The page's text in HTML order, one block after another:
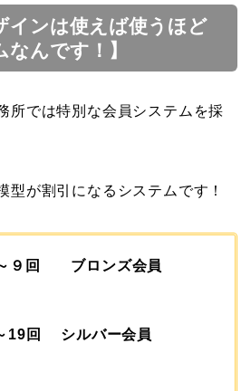
インは使えば使うほど
んです！】
所では特別な会員システムを採
型が割引になるシステムです！
～９回 ブロンズ会員
19回 シルバー会員